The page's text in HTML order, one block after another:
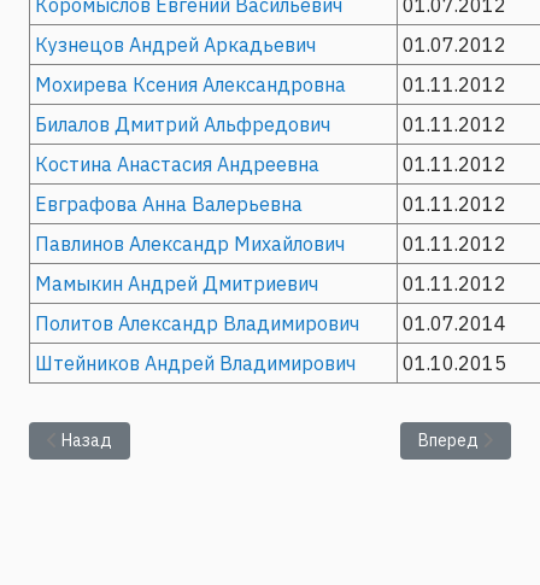
Кузнецов Андрей Аркадьевич
01.07.2012
Мохирева Ксения Александровна
01.11.2012
Билалов Дмитрий Альфредович
01.11.2012
Костина Анастасия Андреевна
01.11.2012
Евграфова Анна Валерьевна
01.11.2012
Павлинов Александр Михайлович
01.11.2012
Мамыкин Андрей Дмитриевич
01.11.2012
Политов Александр Владимирович
01.07.2014
Штейников Андрей Владимирович
01.10.2015
Предыдущий: Электронные информационные ресурсы
Назад Следующий:
Вперед